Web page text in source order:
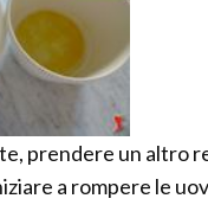
prendere un altro
a rompere le